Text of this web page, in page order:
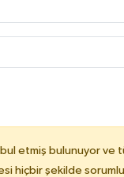
etmiş bulunuyor ve
hiçbir şekilde